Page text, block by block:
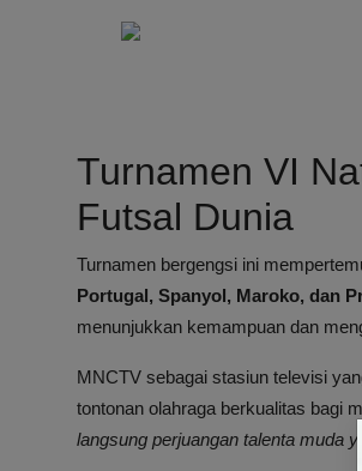
Turnamen VI
Futsal Dunia
Turnamen bergengsi ini
Portugal, Spanyol, Maroko, dan
menunjukkan kemampuan dan
MNCTV sebagai stasiun televisi
tontonan olahraga berkualitas bagi
langsung perjuangan talenta muda